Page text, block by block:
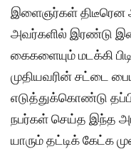
இளைஞர்கள் திடீரென
அவர்களில் இரண்டு
கைகளையும் மடக்கி
முதியவரின் சட்டை
எடுத்துக்கொண்டு
நபர்கள் செய்த இந்த
யாரும் தட்டிக் கேட்க